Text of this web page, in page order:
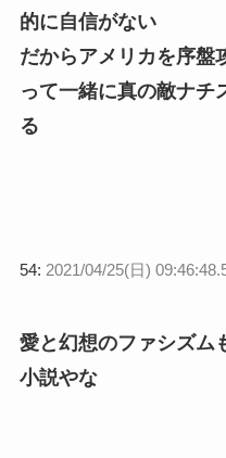
的に自信がない
だからアメリカを序盤
って一緒に真の敵ナチ
る
54: 2021/04/25(日)
愛と幻想のファシズム
小説やな